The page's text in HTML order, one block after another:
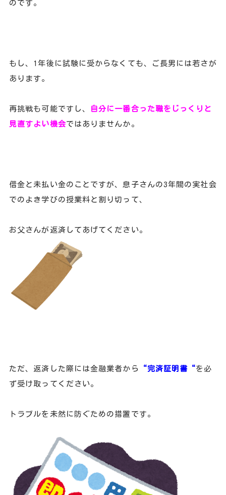
のです。
もし、1年後に試験に受からなくても、ご長男には若さが
あります。
再挑戦も可能ですし、
自分に一番合った職をじっくりと
見直すよい機会ではありませんか。
借金と未払い金のことですが、息子さんの3年間の実社会
でのよき学びの授業料と割り切って、
お父さんが返済してあげてください。
ただ、返済した際には金融業者から “完済証明書“を必
ず受け取ってください。
トラブルを未然に防ぐための措置です。